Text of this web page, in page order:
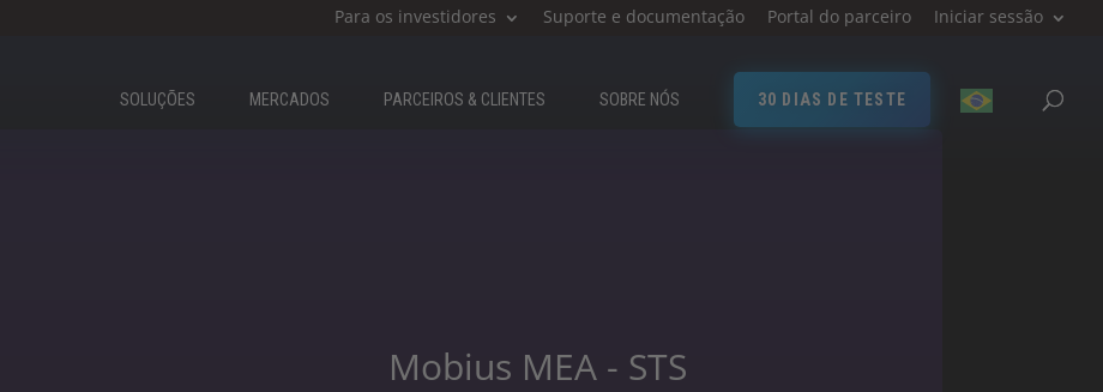
Para os investidores Suporte e documentação Portal do parceiro Iniciar sessão
SOLUÇÕES MERCADOS PARCEIROS & CLIENTES​ SOBRE NÓS 30 DIAS DE TESTE
Mobius MEA - STS